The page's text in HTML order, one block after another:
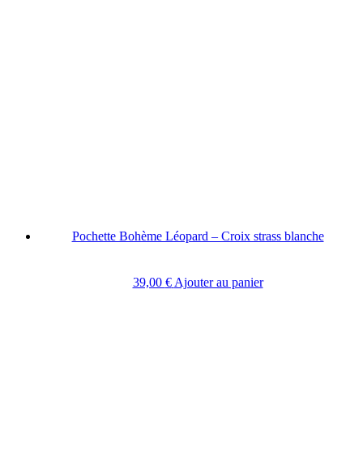
Pochette Bohème Léopard – Croix strass blanche
39,00 € Ajouter au panier